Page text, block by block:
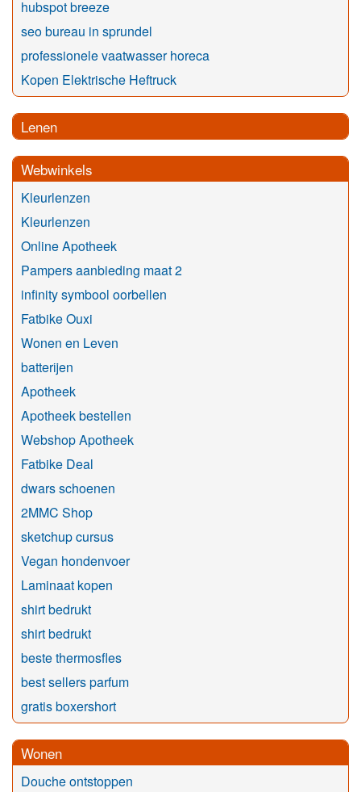
hubspot breeze
seo bureau in sprundel
professionele vaatwasser horeca
Kopen Elektrische Heftruck
Lenen
Webwinkels
Kleurlenzen
Kleurlenzen
Online Apotheek
Pampers aanbieding maat 2
infinity symbool oorbellen
Fatbike Ouxi
Wonen en Leven
batterijen
Apotheek
Apotheek bestellen
Webshop Apotheek
Fatbike Deal
dwars schoenen
2MMC Shop
sketchup cursus
Vegan hondenvoer
Laminaat kopen
shirt bedrukt
shirt bedrukt
beste thermosfles
best sellers parfum
gratis boxershort
Wonen
Douche ontstoppen